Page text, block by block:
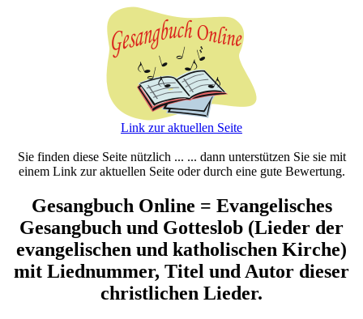
Link zur aktuellen Seite
Sie finden diese Seite nützlich ... ... dann unterstützen Sie sie mit
einem Link zur aktuellen Seite oder durch eine gute Bewertung.
Gesangbuch Online = Evangelisches
Gesangbuch und Gotteslob (Lieder der
evangelischen und katholischen Kirche)
mit Liednummer, Titel und Autor dieser
christlichen Lieder.